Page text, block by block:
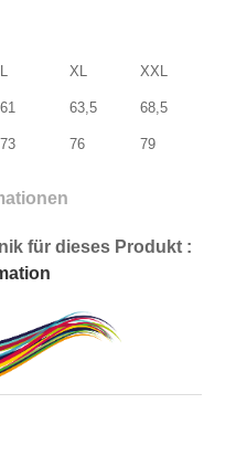
XL XXL
61 63,5 68,5
73 76 79
für dieses Produkt :